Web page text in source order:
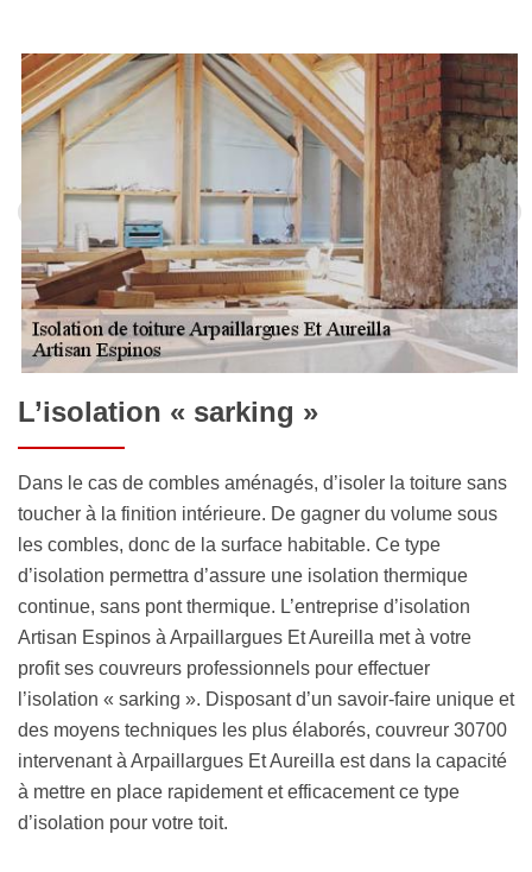
L’isolation « sarking »
Dans le cas de combles aménagés, d’isoler la toiture sans
toucher à la finition intérieure. De gagner du volume sous
les combles, donc de la surface habitable. Ce type
d’isolation permettra d’assure une isolation thermique
continue, sans pont thermique. L’entreprise d’isolation
Artisan Espinos à Arpaillargues Et Aureilla met à votre
profit ses couvreurs professionnels pour effectuer
l’isolation « sarking ». Disposant d’un savoir-faire unique et
des moyens techniques les plus élaborés, couvreur 30700
intervenant à Arpaillargues Et Aureilla est dans la capacité
à mettre en place rapidement et efficacement ce type
d’isolation pour votre toit.